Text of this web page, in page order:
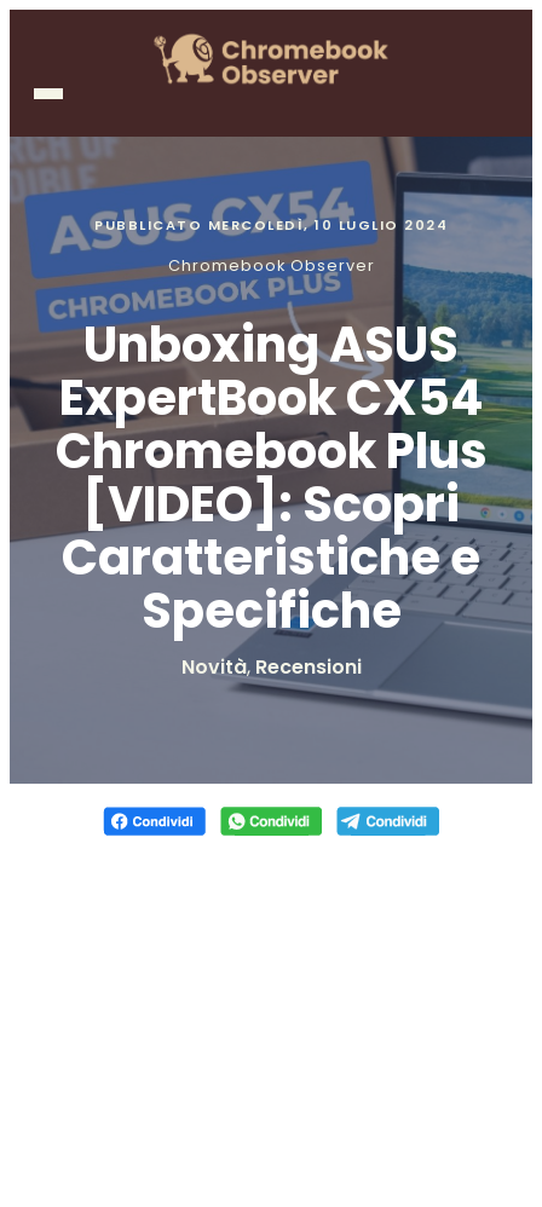
PUBBLICATO MERCOLEDÌ, 10 LUGLIO 2024
Chromebook Observer
Unboxing ASUS
ExpertBook CX54
Chromebook Plus
[VIDEO]: Scopri
Caratteristiche e
Specifiche
Novità, Recensioni